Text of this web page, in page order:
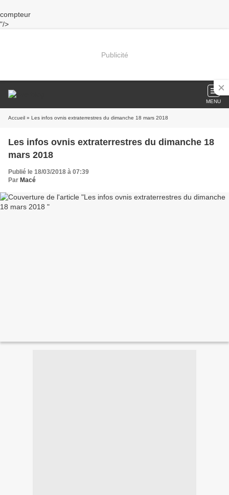
compteur
"/>
Publicité
MENU
Accueil » Les infos ovnis extraterrestres du dimanche 18 mars 2018
Les infos ovnis extraterrestres du dimanche 18
mars 2018
Publié le 18/03/2018 à 07:39
Par Macé